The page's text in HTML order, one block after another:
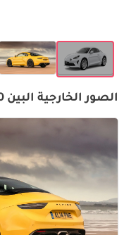
الصور الخارجية البين A110